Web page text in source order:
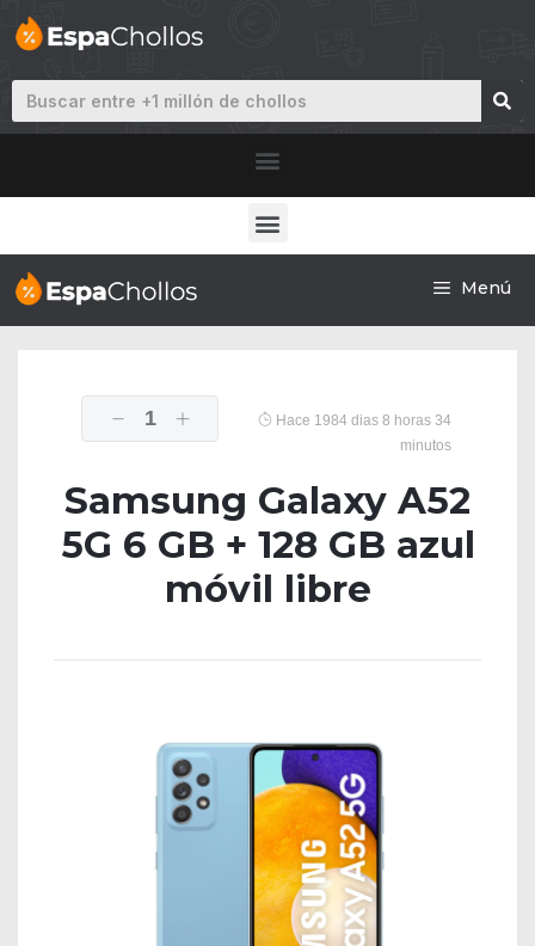
Menú
1
Hace 1984 dias 8 horas 34
minutos
Samsung Galaxy A52
5G 6 GB + 128 GB azul
móvil libre